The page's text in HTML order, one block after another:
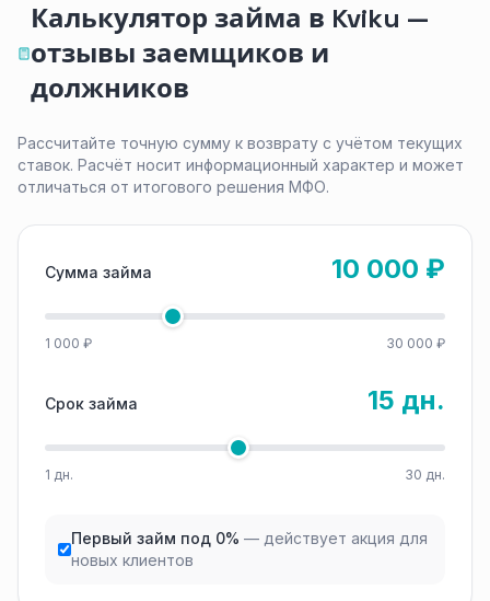
Калькулятор займа в Kviku —
отзывы заемщиков и
должников
Рассчитайте точную сумму к возврату с учётом текущих
ставок. Расчёт носит информационный характер и может
отличаться от итогового решения МФО.
Сумма займа 10 000 ₽
1 000 ₽ 30 000 ₽
Срок займа 15 дн.
1 дн. 30 дн.
Первый займ под 0% — действует акция для
новых клиентов